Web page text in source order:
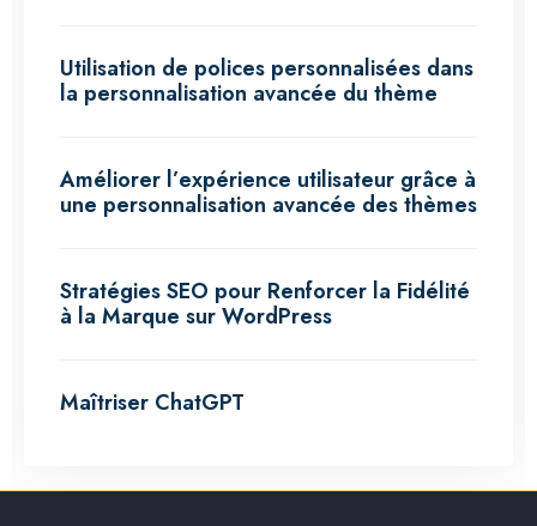
Utilisation de polices personnalisées dans
la personnalisation avancée du thème
Améliorer l’expérience utilisateur grâce à
une personnalisation avancée des thèmes
Stratégies SEO pour Renforcer la Fidélité
à la Marque sur WordPress
Maîtriser ChatGPT